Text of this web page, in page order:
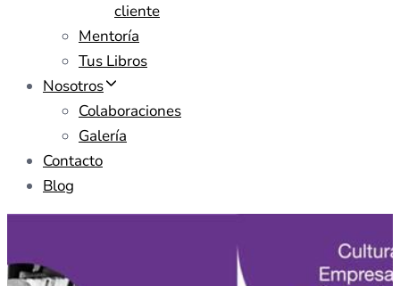
cliente
Mentoría
Tus Libros
Nosotros
Colaboraciones
Galería
Contacto
Blog